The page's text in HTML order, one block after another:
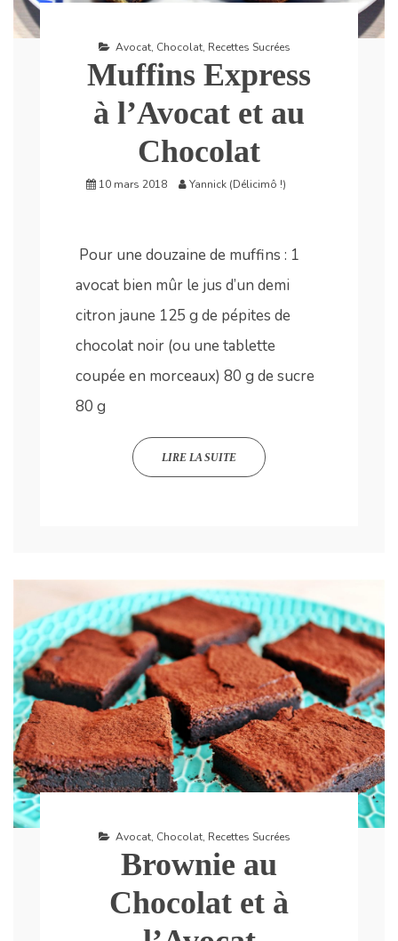
Avocat, Chocolat, Recettes Sucrées
Muffins Express
à l’Avocat et au
Chocolat
10 mars 2018 Yannick (Délicimô !)
Pour une douzaine de muffins : 1
avocat bien mûr le jus d’un demi
citron jaune 125 g de pépites de
chocolat noir (ou une tablette
coupée en morceaux) 80 g de sucre
80 g
LIRE LA SUITE
Avocat, Chocolat, Recettes Sucrées
Brownie au
Chocolat et à